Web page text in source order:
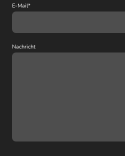
E-Mail*
Nachricht